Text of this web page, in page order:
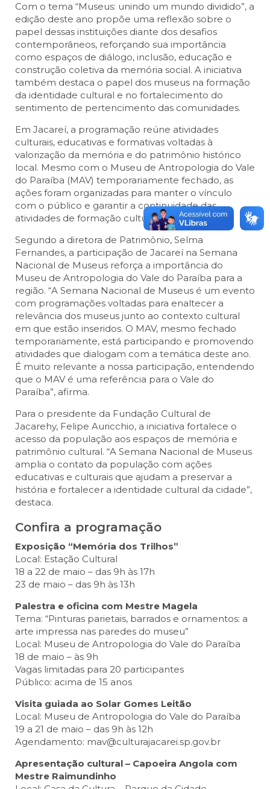
Com o tema “Museus: unindo um mundo dividido”, a
edição deste ano propõe uma reflexão sobre o
papel dessas instituições diante dos desafios
contemporâneos, reforçando sua importância
como espaços de diálogo, inclusão, educação e
construção coletiva da memória social. A iniciativa
também destaca o papel dos museus na formação
da identidade cultural e no fortalecimento do
sentimento de pertencimento das comunidades.
Em Jacareí, a programação reúne atividades
culturais, educativas e formativas voltadas à
valorização da memória e do patrimônio histórico
local. Mesmo com o Museu de Antropologia do Vale
do Paraíba (MAV) temporariamente fechado, as
ações foram organizadas para manter o vínculo
com o público e garantir a continuidade das
atividades de formação cultural.
Segundo a diretora de Patrimônio, Selma
Fernandes, a participação de Jacareí na Semana
Nacional de Museus reforça a importância do
Museu de Antropologia do Vale do Paraíba para a
região. “A Semana Nacional de Museus é um evento
com programações voltadas para enaltecer a
relevância dos museus junto ao contexto cultural
em que estão inseridos. O MAV, mesmo fechado
temporariamente, está participando e promovendo
atividades que dialogam com a temática deste ano.
É muito relevante a nossa participação, entendendo
que o MAV é uma referência para o Vale do
Paraíba”, afirma.
Para o presidente da Fundação Cultural de
Jacarehy, Felipe Auricchio, a iniciativa fortalece o
acesso da população aos espaços de memória e
patrimônio cultural. “A Semana Nacional de Museus
amplia o contato da população com ações
educativas e culturais que ajudam a preservar a
história e fortalecer a identidade cultural da cidade”,
destaca.
Confira a programação
Exposição “Memória dos Trilhos”
Local: Estação Cultural
18 a 22 de maio – das 9h às 17h
23 de maio – das 9h às 13h
Palestra e oficina com Mestre Magela
Tema: “Pinturas parietais, barrados e ornamentos: a
arte impressa nas paredes do museu”
Local: Museu de Antropologia do Vale do Paraíba
18 de maio – às 9h
Vagas limitadas para 20 participantes
Público: acima de 15 anos
Visita guiada ao Solar Gomes Leitão
Local: Museu de Antropologia do Vale do Paraíba
19 a 21 de maio – das 9h às 12h
Agendamento: mav@culturajacarei.sp.gov.br
Apresentação cultural – Capoeira Angola com
Mestre Raimundinho